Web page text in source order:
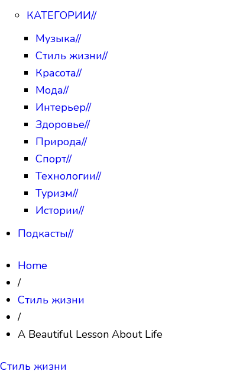
КАТЕГОРИИ//
Музыка//
Стиль жизни//
Красота//
Мода//
Интерьер//
Здоровье//
Природа//
Спорт//
Технологии//
Туризм//
Истории//
Подкасты//
Home
/
Стиль жизни
/
A Beautiful Lesson About Life
Стиль жизни